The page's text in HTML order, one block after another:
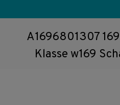
A1696801307
Klasse w169